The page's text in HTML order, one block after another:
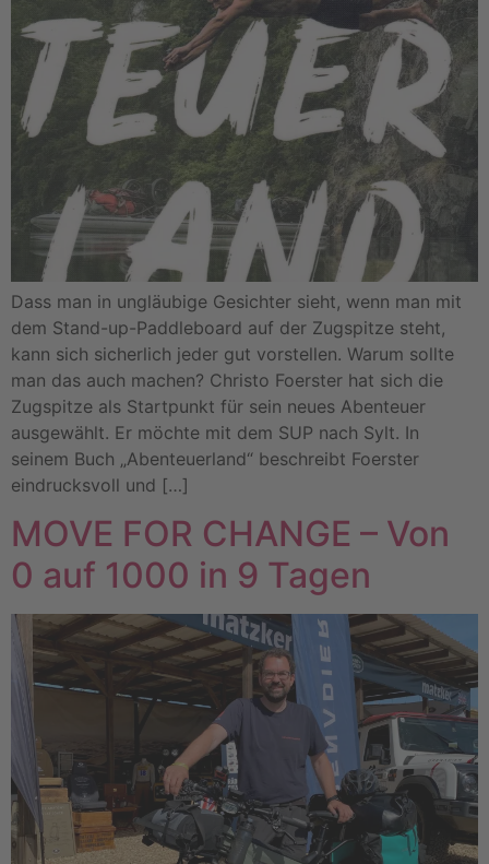
Dass man in ungläubige Gesichter sieht, wenn man mit
dem Stand-up-Paddleboard auf der Zugspitze steht,
kann sich sicherlich jeder gut vorstellen. Warum sollte
man das auch machen? Christo Foerster hat sich die
Zugspitze als Startpunkt für sein neues Abenteuer
ausgewählt. Er möchte mit dem SUP nach Sylt. In
seinem Buch „Abenteuerland“ beschreibt Foerster
eindrucksvoll und […]
MOVE FOR CHANGE – Von
0 auf 1000 in 9 Tagen